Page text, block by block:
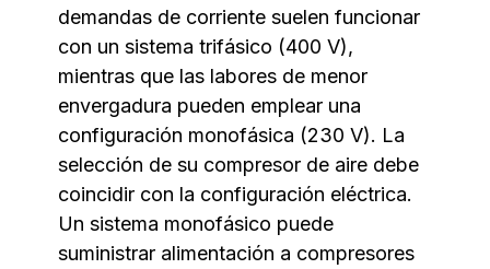
demandas de corriente suelen funcionar
con un sistema trifásico (400 V),
mientras que las labores de menor
envergadura pueden emplear una
configuración monofásica (230 V). La
selección de su compresor de aire debe
coincidir con la configuración eléctrica.
Un sistema monofásico puede
suministrar alimentación a compresores